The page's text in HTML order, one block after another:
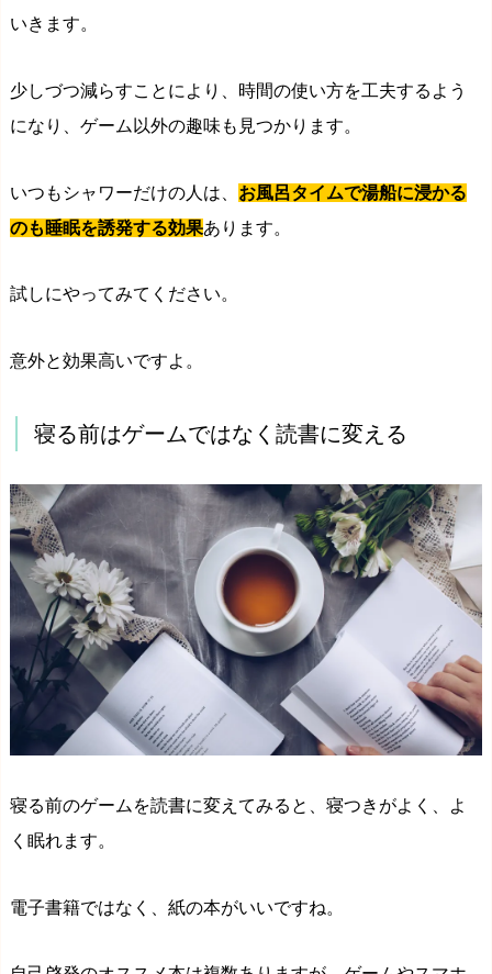
いきます。
少しづつ減らすことにより、時間の使い方を工夫するよう
になり、ゲーム以外の趣味も見つかります。
いつもシャワーだけの人は、 お風呂タイムで湯船に浸かる
のも睡眠を誘発する効果あります。
試しにやってみてください。
意外と効果高いですよ。
寝る前はゲームではなく読書に変える
寝る前のゲームを読書に変えてみると、寝つきがよく、よ
く眠れます。
電子書籍ではなく、紙の本がいいですね。